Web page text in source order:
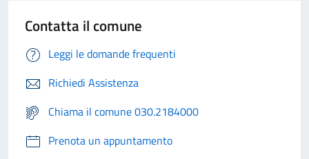
Contatta il comune
Leggi le domande frequenti
Richiedi Assistenza
Chiama il comune 030.2184000
Prenota un appuntamento